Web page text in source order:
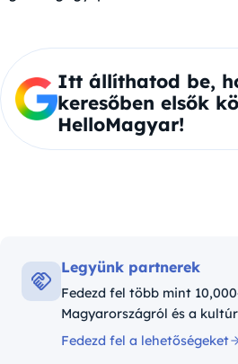
Itt állíthatod be,
keresőben elsők
HelloMagyar!
Legyünk partnerek
Fedezd fel több mint
Magyarországról és a
Fedezd fel a lehetőségeket